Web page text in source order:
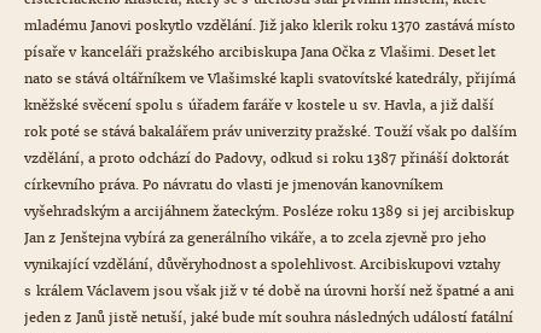
mladému Janovi poskytlo vzdělání. Již jako klerik roku 1370 zastává místo
písaře v kanceláři pražského arcibiskupa Jana Očka z Vlašimi. Deset let
nato se stává oltářníkem ve Vlašimské kapli svatovítské katedrály, přijímá
kněžské svěcení spolu s úřadem faráře v kostele u sv. Havla, a již další
rok poté se stává bakalářem práv univerzity pražské. Touží však po dalším
vzdělání, a proto odchází do Padovy, odkud si roku 1387 přináší doktorát
církevního práva. Po návratu do vlasti je jmenován kanovníkem
vyšehradským a arcijáhnem žateckým. Posléze roku 1389 si jej arcibiskup
Jan z Jenštejna vybírá za generálního vikáře, a to zcela zjevně pro jeho
vynikající vzdělání, důvěryhodnost a spolehlivost. Arcibiskupovi vztahy
s králem Václavem jsou však již v té době na úrovni horší než špatné a ani
jeden z Janů jistě netuší, jaké bude mít souhra následných událostí fatální